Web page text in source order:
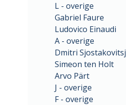
L - overige
Gabriel Faure
Ludovico Einaudi
A - overige
Dmitri Sjostakovitsj
Simeon ten Holt
Arvo Pärt
J - overige
F - overige